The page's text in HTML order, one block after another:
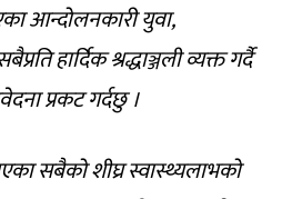
आन्दोलनकारी युवा,
हार्दिक श्रद्धाञ्जली व्यक्त गर्दै
प्रकट गर्दछु ।
सबैको शीघ्र स्वास्थ्यलाभको